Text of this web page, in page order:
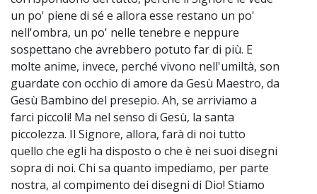
un po' piene di sé e allora esse restano un po'
nell'ombra, un po' nelle tenebre e neppure
sospettano che avrebbero potuto far di più. E
molte anime, invece, perché vivono nell'umiltà, son
guardate con occhio di amore da Gesù Maestro, da
Gesù Bambino del presepio. Ah, se arriviamo a
farci piccoli! Ma nel senso di Gesù, la santa
piccolezza. Il Signore, allora, farà di noi tutto
quello che egli ha disposto o che è nei suoi disegni
sopra di noi. Chi sa quanto impediamo, per parte
nostra, al compimento dei disegni di Dio! Stiamo